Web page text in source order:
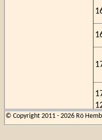
© Copyright 2011 - 2026 Rö